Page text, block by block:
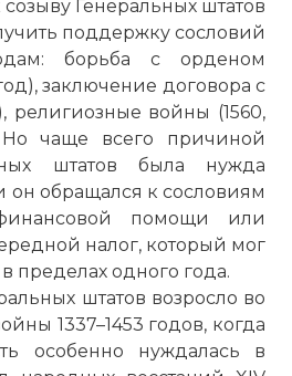
Генеральных штатов
поддержку сословий
борьба с орденом
заключение договора с
религиозные войны (1560,
Но чаще всего причиной
штатов была нужда
он обращался к сословиям
помощи или
налог, который мог
пределах одного года.
штатов возросло во
1337–1453 годов, когда
особенно нуждалась в